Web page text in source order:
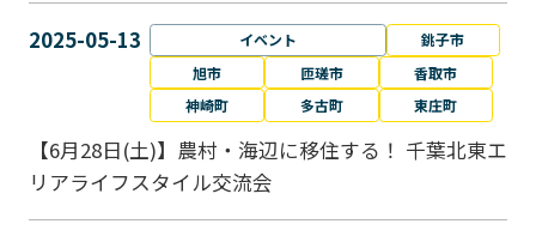
2025-05-13 イベント
銚子市
旭市
匝瑳市
香取市
神崎町
多古町 東庄町
【6月28日(土)】農村・海辺に移住する！ 千葉北東エ
リアライフスタイル交流会